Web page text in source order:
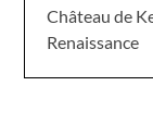
Château de
Renaissance